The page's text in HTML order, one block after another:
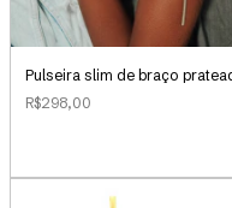
Pulseira slim de braço
R$298,00